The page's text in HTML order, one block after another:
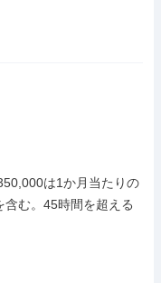
は1か月当たりの
む。45時間を超える